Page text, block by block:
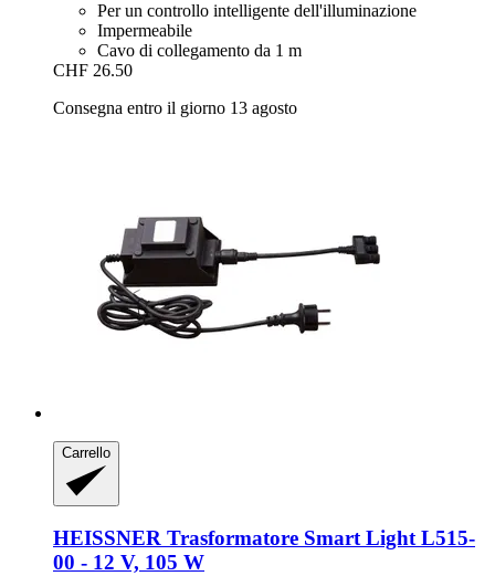
Per un controllo intelligente dell'illuminazione
Impermeabile
Cavo di collegamento da 1 m
CHF 26.50
Consegna entro il giorno 13 agosto
Carrello
HEISSNER Trasformatore Smart Light L515-​
00 -​ 12 V, 105 W